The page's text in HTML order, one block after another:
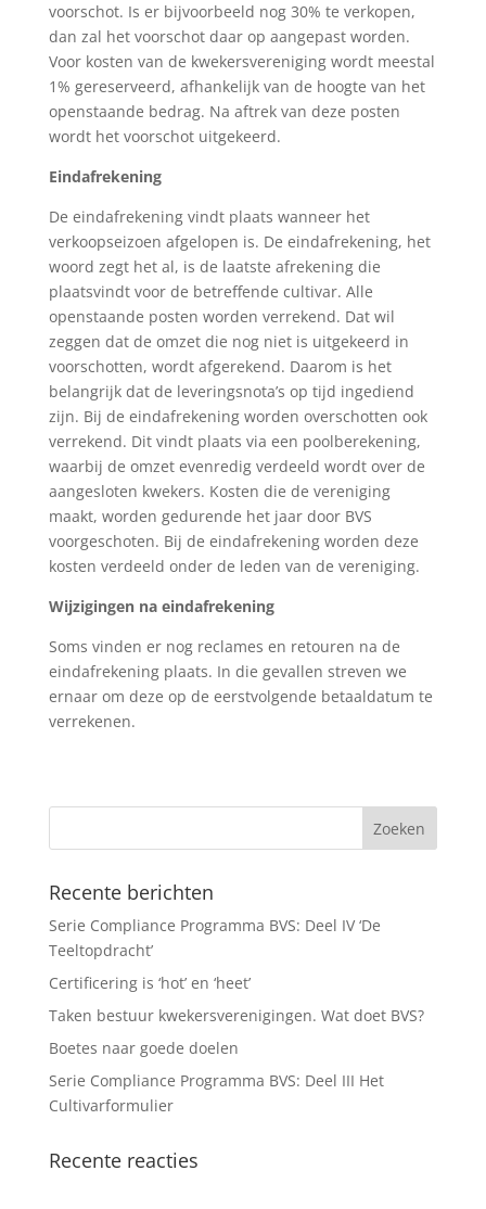
voorschot. Is er bijvoorbeeld nog 30% te verkopen,
dan zal het voorschot daar op aangepast worden.
Voor kosten van de kwekersvereniging wordt meestal
1% gereserveerd, afhankelijk van de hoogte van het
openstaande bedrag. Na aftrek van deze posten
wordt het voorschot uitgekeerd.
Eindafrekening
De eindafrekening vindt plaats wanneer het
verkoopseizoen afgelopen is. De eindafrekening, het
woord zegt het al, is de laatste afrekening die
plaatsvindt voor de betreffende cultivar. Alle
openstaande posten worden verrekend. Dat wil
zeggen dat de omzet die nog niet is uitgekeerd in
voorschotten, wordt afgerekend. Daarom is het
belangrijk dat de leveringsnota’s op tijd ingediend
zijn. Bij de eindafrekening worden overschotten ook
verrekend. Dit vindt plaats via een poolberekening,
waarbij de omzet evenredig verdeeld wordt over de
aangesloten kwekers. Kosten die de vereniging
maakt, worden gedurende het jaar door BVS
voorgeschoten. Bij de eindafrekening worden deze
kosten verdeeld onder de leden van de vereniging.
Wijzigingen na eindafrekening
Soms vinden er nog reclames en retouren na de
eindafrekening plaats. In die gevallen streven we
ernaar om deze op de eerstvolgende betaaldatum te
verrekenen.
Recente berichten
Serie Compliance Programma BVS: Deel IV ‘De
Teeltopdracht’
Certificering is ‘hot’ en ‘heet’
Taken bestuur kwekersverenigingen. Wat doet BVS?
Boetes naar goede doelen
Serie Compliance Programma BVS: Deel III Het
Cultivarformulier
Recente reacties